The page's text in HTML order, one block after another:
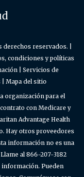
reservados. |
condiciones y políticas
| Servicios de
Mapa del sitio
organización para el
con Medicare y
Advantage Health
Hay otros proveedores
información no es una
al 866-207-3182
información. Pueden